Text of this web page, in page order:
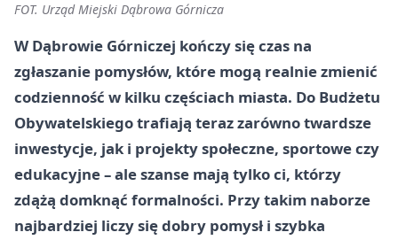
FOT. Urząd Miejski Dąbrowa Górnicza
W Dąbrowie Górniczej kończy się czas na
zgłaszanie pomysłów, które mogą realnie zmienić
codzienność w kilku częściach miasta. Do Budżetu
Obywatelskiego trafiają teraz zarówno twardsze
inwestycje, jak i projekty społeczne, sportowe czy
edukacyjne – ale szanse mają tylko ci, którzy
zdążą domknąć formalności. Przy takim naborze
najbardziej liczy się dobry pomysł i szybka